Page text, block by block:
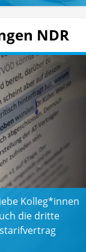
NDR
Kolleg*innen
die dritte